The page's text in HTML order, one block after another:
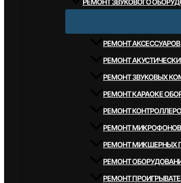
РЕМОНТ
РЕМОНТ
РЕМОНТ ЗВУКОВЫХ
РЕМОНТ КАРАОКЕ
РЕМОНТ
РЕМОНТ МИКРОФОНОВ
РЕМОНТ МИКШЕРНЫХ
РЕМОНТ
РЕМОНТ